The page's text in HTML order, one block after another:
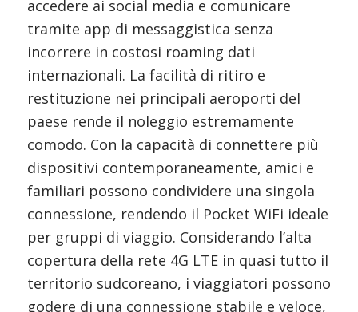
accedere ai social media e comunicare
tramite app di messaggistica senza
incorrere in costosi roaming dati
internazionali. La facilità di ritiro e
restituzione nei principali aeroporti del
paese rende il noleggio estremamente
comodo. Con la capacità di connettere più
dispositivi contemporaneamente, amici e
familiari possono condividere una singola
connessione, rendendo il Pocket WiFi ideale
per gruppi di viaggio. Considerando l’alta
copertura della rete 4G LTE in quasi tutto il
territorio sudcoreano, i viaggiatori possono
godere di una connessione stabile e veloce,